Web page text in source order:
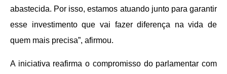
abastecida. Por isso, estamos atuando junto para garantir
esse investimento que vai fazer diferença na vida de
quem mais precisa”, afirmou.
A iniciativa reafirma o compromisso do parlamentar com